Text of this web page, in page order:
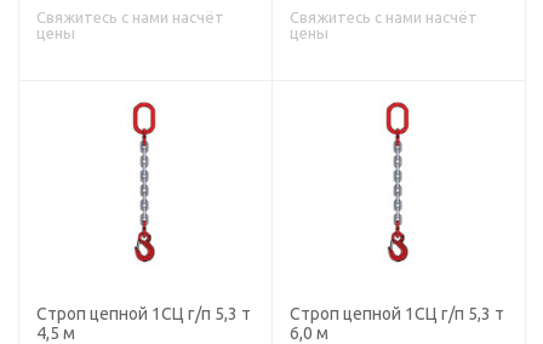
Свяжитесь с нами насчёт
цены
Свяжитесь с нами насчёт
цены
Строп цепной 1СЦ г/п 5,3 т
4,5 м
Строп цепной 1СЦ г/п 5,3 т
6,0 м